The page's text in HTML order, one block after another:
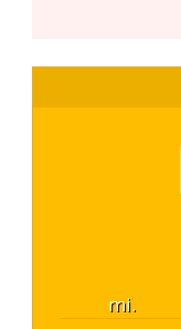
mi.